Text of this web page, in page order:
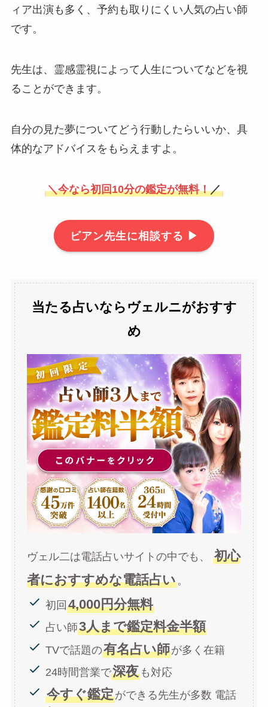
ィア出演も多く、予約も取りにくい人気の占い師
です。
先生は、霊感霊視によって人生についてなどを視
ることができます。
自分の見た夢についてどう行動したらいいか、具
体的なアドバイスをもらえますよ。
＼今なら初回10分の鑑定が無料！／
ビアン先生に相談する ▶
当たる占いならヴェルニがおすす
め
ヴェル二は電話占いサイトの中でも、 初心
者におすすめな電話占い。
初回4,000円分無料
占い師3人まで鑑定料金半額
TVで話題の有名占い師が多く在籍
24時間営業で深夜 も対応
今すぐ鑑定ができる先生が多数 電話